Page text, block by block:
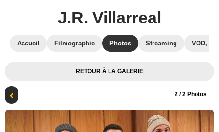
J.R. Villarreal
Accueil Filmographie Photos Streaming VOD,
RETOUR À LA GALERIE
2 / 2 Photos